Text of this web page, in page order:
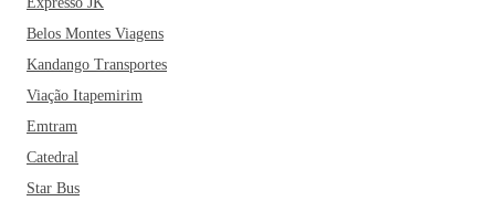
Belos Montes Viagens
Kandango Transportes
Viação Itapemirim
Emtram
Catedral
Star Bus